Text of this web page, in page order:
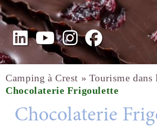
Camping à Crest » Tourisme dans
Chocolaterie Frigoulette
Chocolaterie